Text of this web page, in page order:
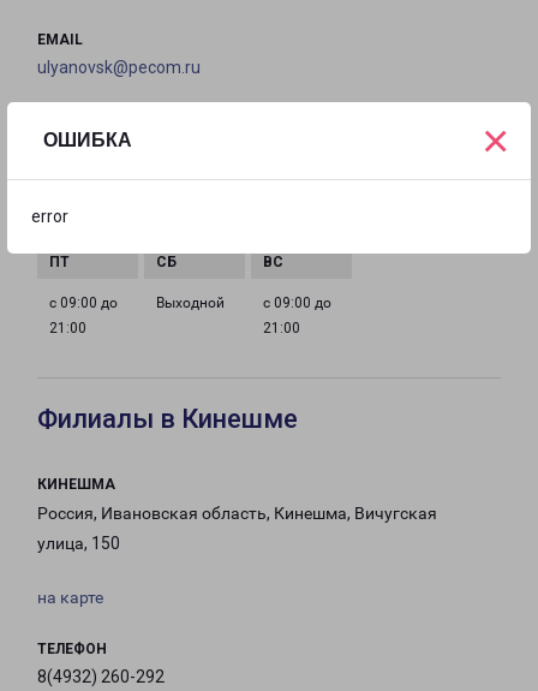
ОШИБКА
error
×
EMAIL
ulyanovsk@pecom.ru
21:00
с 09:00 до
21:00
Выходной
с 09:00 до
21:00
Филиалы в Кинешме
КИНЕШМА
Россия, Ивановская область, Кинешма, Вичугская
улица, 150
на карте
ТЕЛЕФОН
8(4932) 260-292